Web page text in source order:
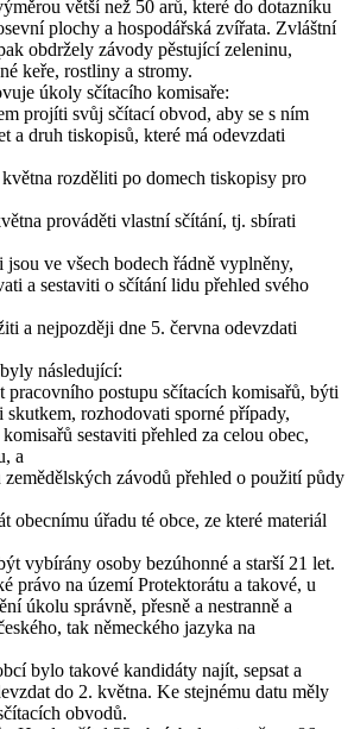
větší než 50 arů, které do dotazníku
plochy a hospodářská zvířata. Zvláštní
obdržely závody pěstující zeleninu,
keře, rostliny a stromy.
úkoly sčítacího komisaře:
projíti svůj sčítací obvod, aby se s ním
a druh tiskopisů, které má odevzdati
rozděliti po domech tiskopisy pro
prováděti vlastní sčítání, tj. sbírati
jsou ve všech bodech řádně vyplněny,
a sestaviti o sčítání lidu přehled svého
a nejpozději dne 5. června odevzdati
následující:
pracovního postupu sčítacích komisařů, býti
skutkem, rozhodovati sporné případy,
sestaviti přehled za celou obec,
a
závodů přehled o použití půdy
obecnímu úřadu té obce, ze které materiál
vybírány osoby bezúhonné a starší 21 let.
právo na území Protektorátu a takové, u
úkolu správně, přesně a nestranně a
tak německého jazyka na
bylo takové kandidáty najít, sepsat a
do 2. května. Ke stejnému datu měly
obvodů.